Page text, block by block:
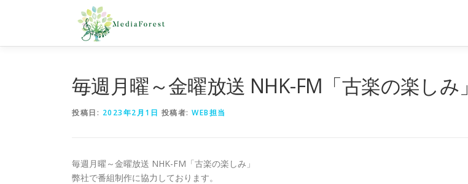
ン
毎週月曜～金曜放送 NHK-FM「古楽の楽しみ」
投稿日: 2023年2月1日 投稿者: WEB担当
毎週月曜～金曜放送 NHK-FM「古楽の楽しみ」
弊社で番組制作に協力しております。